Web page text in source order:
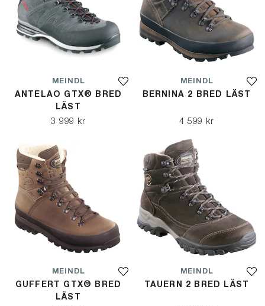
MEINDL
ANTELAO GTX® BRED
LÄST
3 999 kr
MEINDL
BERNINA 2 BRED LÄST
4 599 kr
MEINDL
GUFFERT GTX® BRED
LÄST
MEINDL
TAUERN 2 BRED LÄST